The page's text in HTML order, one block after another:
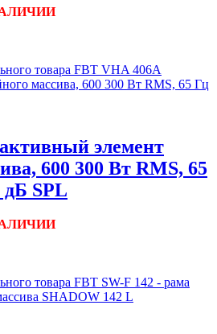
элемент
600 300 Вт RMS, 65
дБ SPL